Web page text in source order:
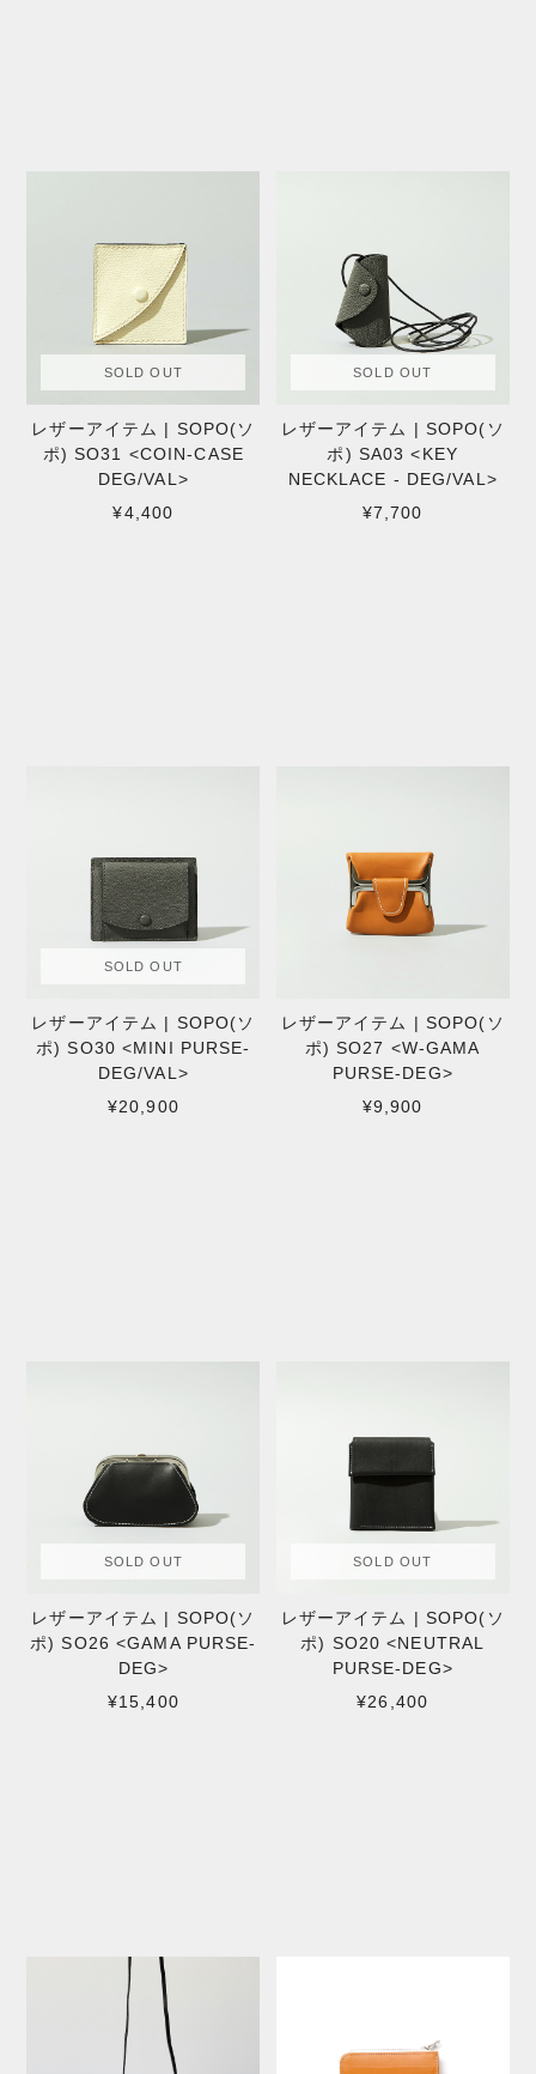
SOLD OUT
レザーアイテム | SOPO(ソ
ポ) SO31 <COIN-CASE
DEG/VAL>
¥4,400
SOLD OUT
レザーアイテム | SOPO(ソ
ポ) SA03 <KEY
NECKLACE - DEG/VAL>
¥7,700
SOLD OUT
レザーアイテム | SOPO(ソ
ポ) SO30 <MINI PURSE-
DEG/VAL>
¥20,900
レザーアイテム | SOPO(ソ
ポ) SO27 <W-GAMA
PURSE-DEG>
¥9,900
SOLD OUT
レザーアイテム | SOPO(ソ
ポ) SO26 <GAMA PURSE-
DEG>
¥15,400
SOLD OUT
レザーアイテム | SOPO(ソ
ポ) SO20 <NEUTRAL
PURSE-DEG>
¥26,400